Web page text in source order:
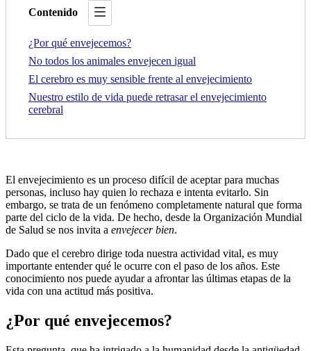
Contenido
¿Por qué envejecemos?
No todos los animales envejecen igual
El cerebro es muy sensible frente al envejecimiento
Nuestro estilo de vida puede retrasar el envejecimiento
cerebral
El envejecimiento es un proceso difícil de aceptar para muchas
personas, incluso hay quien lo rechaza e intenta evitarlo. Sin
embargo, se trata de un fenómeno completamente natural que forma
parte del ciclo de la vida. De hecho, desde la Organización Mundial
de Salud se nos invita a envejecer bien.
Dado que el cerebro dirige toda nuestra actividad vital, es muy
importante entender qué le ocurre con el paso de los años. Este
conocimiento nos puede ayudar a afrontar las últimas etapas de la
vida con una actitud más positiva.
¿Por qué envejecemos?